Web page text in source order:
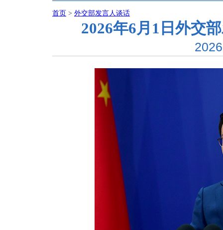
首页 > 外交部发言人谈话
2026年6月1日外交